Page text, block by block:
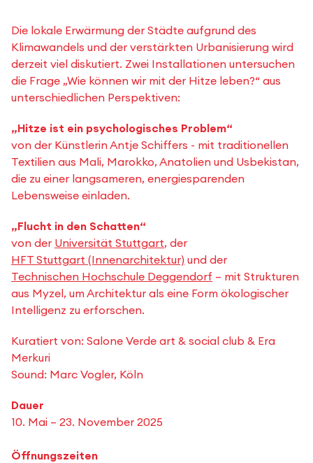
Die lokale Erwärmung der Städte aufgrund des
Klimawandels und der verstärkten Urbanisierung wird
derzeit viel diskutiert. Zwei Installationen untersuchen
die Frage „Wie können wir mit der Hitze leben?“ aus
unterschiedlichen Perspektiven:
„Hitze ist ein psychologisches Problem“
von der Künstlerin Antje Schiffers - mit traditionellen
Textilien aus Mali, Marokko, Anatolien und Usbekistan,
die zu einer langsameren, energiesparenden
Lebensweise einladen.
„Flucht in den Schatten“
von der Universität Stuttgart, der
HFT Stuttgart (Innenarchitektur) und der
Technischen Hochschule Deggendorf – mit Strukturen
aus Myzel, um Architektur als eine Form ökologischer
Intelligenz zu erforschen.
Kuratiert von: Salone Verde art & social club & Era
Merkuri
Sound: Marc Vogler, Köln
Dauer
10. Mai – 23. November 2025
Öffnungszeiten